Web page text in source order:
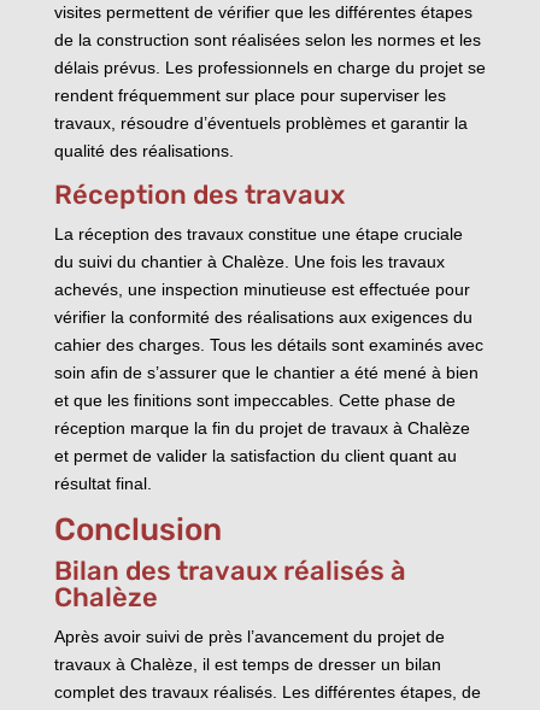
visites permettent de vérifier que les différentes étapes
de la construction sont réalisées selon les normes et les
délais prévus. Les professionnels en charge du projet se
rendent fréquemment sur place pour superviser les
travaux, résoudre d’éventuels problèmes et garantir la
qualité des réalisations.
Réception des travaux
La réception des travaux constitue une étape cruciale
du suivi du chantier à Chalèze. Une fois les travaux
achevés, une inspection minutieuse est effectuée pour
vérifier la conformité des réalisations aux exigences du
cahier des charges. Tous les détails sont examinés avec
soin afin de s’assurer que le chantier a été mené à bien
et que les finitions sont impeccables. Cette phase de
réception marque la fin du projet de travaux à Chalèze
et permet de valider la satisfaction du client quant au
résultat final.
Conclusion
Bilan des travaux réalisés à
Chalèze
Après avoir suivi de près l’avancement du projet de
travaux à Chalèze, il est temps de dresser un bilan
complet des travaux réalisés. Les différentes étapes, de